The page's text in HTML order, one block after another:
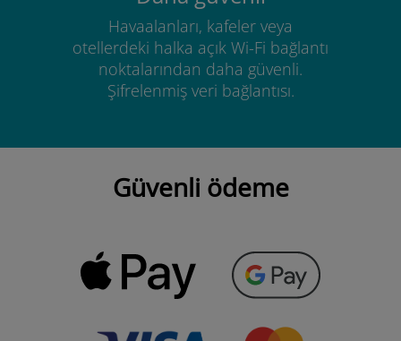
Havaalanları, kafeler veya
otellerdeki halka açık Wi-Fi bağlantı
noktalarından daha güvenli.
Şifrelenmiş veri bağlantısı.
Güvenli ödeme